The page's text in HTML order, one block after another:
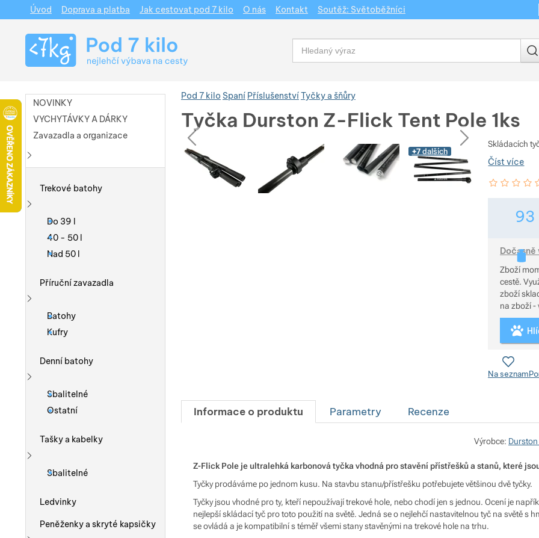
Pod 7 kilo Spaní PříslušenstvíTyčky a šňůry
Tyčka Durston Z-Flick Tent Pole 1ks
Fotografie
předchozínásledující
Fotografie +7 dalších
Skládacích
Číst více
Hodnocení
0%
93
Zboží
cestě. Využijte službu Hlídat dostupnost, která Vás upozorní, až bude
zboží skladem. Pro zjištění přesnější dostupnosti
na zboží -
Na seznam
Informace o produktu Parametry Recenze
Výrobce: Durston
Z-Flick Pole je ultralehká karbonová tyčka vhodná pro stavění přístřešků a stanů, které
Tyčky prodáváme po jednom kusu. Na stavbu stanu/přístřešku potřebujete většinou dvě tyčky.
Tyčky jsou vhodné pro ty, kteří nepoužívají trekové hole, nebo chodí jen s jednou. Ocení je
nejlepší skládací tyč pro toto použití na světě. Jedná se o nejlehčí nastavitelnou tyč na světě s
se ovládá a je kompatibilní s téměř všemi stany stavěnými na trekové hole na trhu.
NOVINKY
VYCHYTÁVKY A DÁRKY
Zavazadla a organizace
Trekové batohy
Zobrazit více
Do 39 l
40 - 50 l
Nad 50 l
Příruční zavazadla
Zobrazit více
Batohy
Kufry
Denní batohy
Zobrazit více
Sbalitelné
Ostatní
Tašky a kabelky
Zobrazit více
Sbalitelné
Ledvinky
Peněženky a skryté kapsičky
Navigace
Úvod Doprava a platba Jak cestovat pod 7 kilo O nás Kontakt Soutěž: Světoběžníci
Vyhledávání